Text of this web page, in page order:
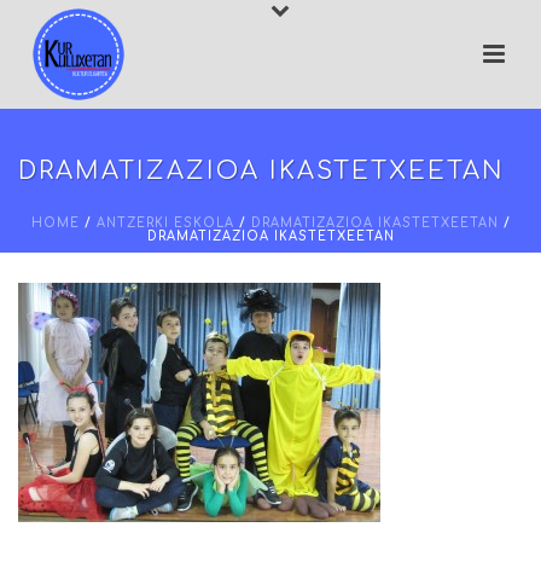
DRAMATIZAZIOA IKASTETXEETAN
HOME / ANTZERKI ESKOLA / DRAMATIZAZIOA IKASTETXEETAN
/
DRAMATIZAZIOA IKASTETXEETAN